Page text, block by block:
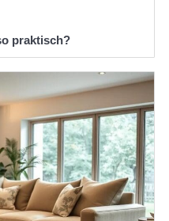
praktisch?